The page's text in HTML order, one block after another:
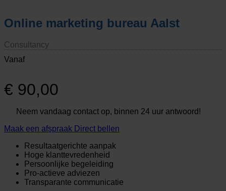
Online marketing bureau Aalst
Consultancy
Vanaf
€ 90,00
Neem vandaag contact op, binnen 24 uur antwoord!
Maak een afspraak Direct bellen
Resultaatgerichte aanpak
Hoge klanttevredenheid
Persoonlijke begeleiding
Pro-actieve adviezen
Transparante communicatie